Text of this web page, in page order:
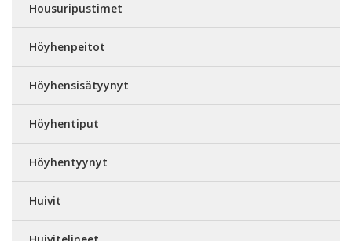
Housuripustimet
Höyhenpeitot
Höyhensisätyynyt
Höyhentiput
Höyhentyynyt
Huivit